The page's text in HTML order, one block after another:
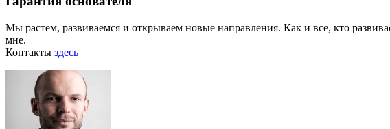
Мы растем, развиваемся и открываем новые направления. Как и все, кто
мне.
Контакты здесь